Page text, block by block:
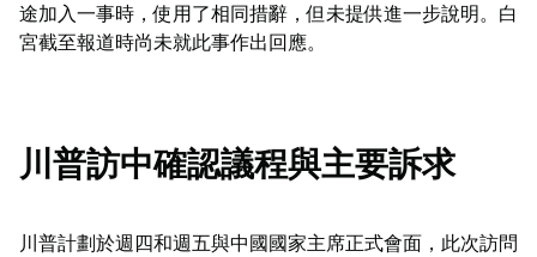
途加入一事時，使用了相同措辭，但未提供進一步說明。白
宮截至報道時尚未就此事作出回應。
川普訪中確認議程與主要訴求
川普計劃於週四和週五與中國國家主席正式會面，此次訪問